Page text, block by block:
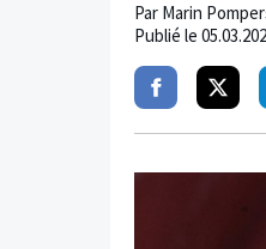
Par Marin
Publié le
Partager